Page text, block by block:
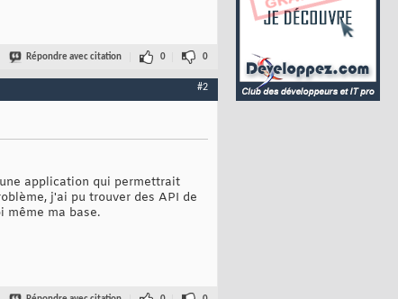
Répondre avec citation 0 0
#2
application qui permettrait
j'ai pu trouver des API de
même ma base.